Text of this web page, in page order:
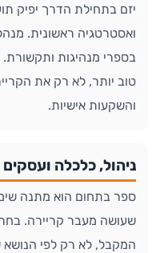
יזם בתחילת הדרך יפיק
ואסטרטגיה ראשונית.
בספרי מנהיגות
טוב יותר, לא רק את
והשקעות אישיות.
ניהול, כלכלה
ספר בתחום הוא מתנה
שעושה מעבר קריירה.
המקבל, לא רק לפי הנושא